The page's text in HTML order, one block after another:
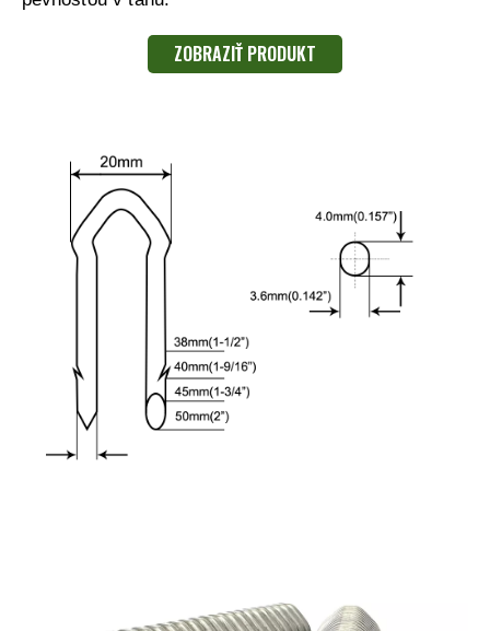
ZOBRAZIŤ PRODUKT